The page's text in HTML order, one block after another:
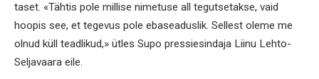
taset. «Tähtis pole millise nimetuse all tegutsetakse, vaid
hoopis see, et tegevus pole ebaseaduslik. Sellest oleme me
olnud küll teadlikud,» ütles Supo pressiesindaja Liinu Lehto-
Seljavaara eile.